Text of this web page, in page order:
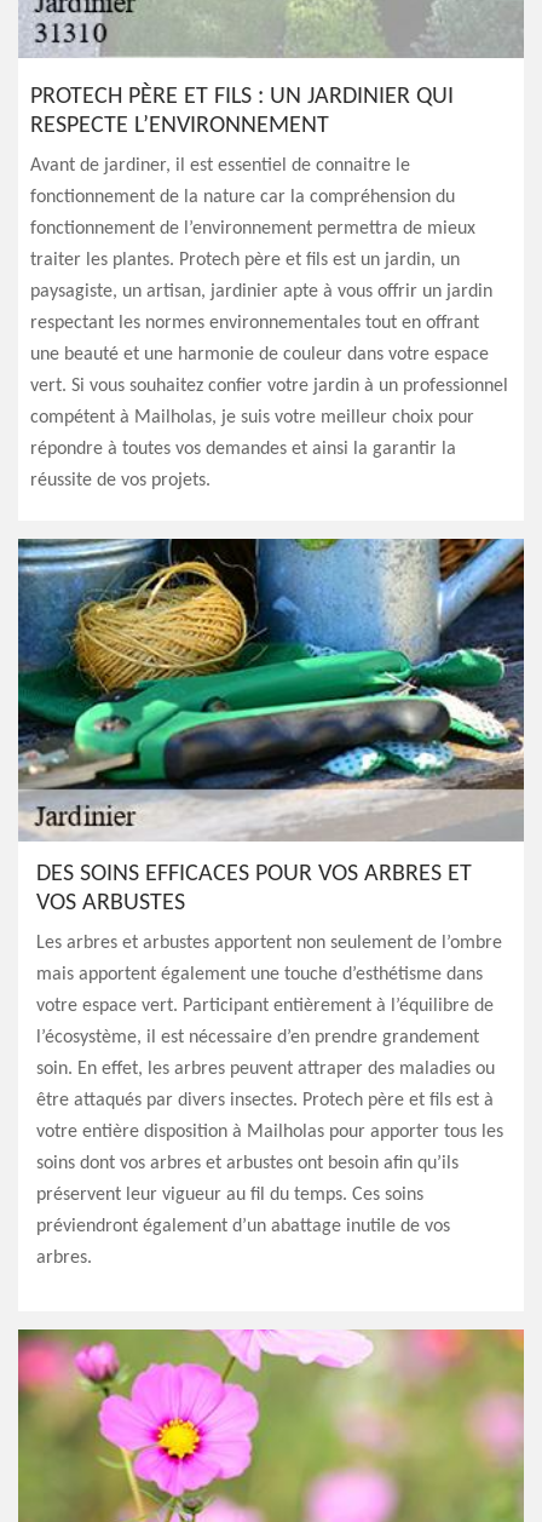
PROTECH PÈRE ET FILS : UN JARDINIER QUI
RESPECTE L’ENVIRONNEMENT
Avant de jardiner, il est essentiel de connaitre le
fonctionnement de la nature car la compréhension du
fonctionnement de l’environnement permettra de mieux
traiter les plantes. Protech père et fils est un jardin, un
paysagiste, un artisan, jardinier apte à vous offrir un jardin
respectant les normes environnementales tout en offrant
une beauté et une harmonie de couleur dans votre espace
vert. Si vous souhaitez confier votre jardin à un professionnel
compétent à Mailholas, je suis votre meilleur choix pour
répondre à toutes vos demandes et ainsi la garantir la
réussite de vos projets.
DES SOINS EFFICACES POUR VOS ARBRES ET
VOS ARBUSTES
Les arbres et arbustes apportent non seulement de l’ombre
mais apportent également une touche d’esthétisme dans
votre espace vert. Participant entièrement à l’équilibre de
l’écosystème, il est nécessaire d’en prendre grandement
soin. En effet, les arbres peuvent attraper des maladies ou
être attaqués par divers insectes. Protech père et fils est à
votre entière disposition à Mailholas pour apporter tous les
soins dont vos arbres et arbustes ont besoin afin qu’ils
préservent leur vigueur au fil du temps. Ces soins
préviendront également d’un abattage inutile de vos
arbres.